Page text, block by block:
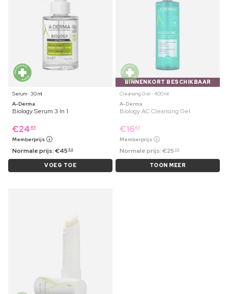
Serum ⋅ 30 ml
A-Derma
Biology Serum 3 In 1
€24 89
Memberprijs
Normale prijs:€45 89
VOEG TOE
BINNENKORT BESCHIKBAAR
Cleansing Gel ⋅ 400 ml
A-Derma
Biology AC Cleansing Gel
€16 89
Memberprijs
Normale prijs:€25 99
TOON MEER